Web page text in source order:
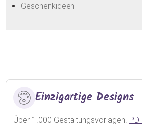
Geschenkideen
Einzigartige Designs
Über 1.000 Gestaltungsvorlagen.